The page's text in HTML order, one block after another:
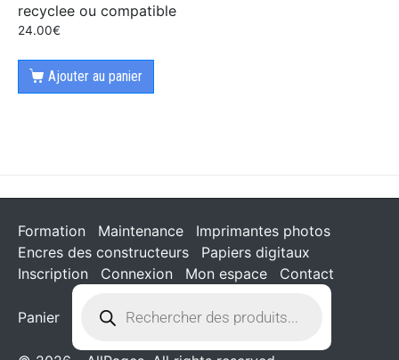
recyclee ou compatible
24.00€
Ajouter au panier
Formation Maintenance
Imprimantes photos
Encres des constructeurs
Papiers digitaux
Inscription
Connexion Mon espace Contact
Panier